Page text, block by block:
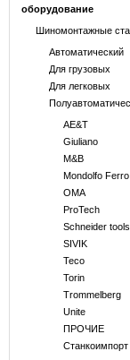
оборудование
Шиномонтажные
Автоматический
Для грузовых
Для легковых
AE&T
Giuliano
M&B
Mondolfo Ferro
OMA
ProTech
Schneider tools
SIVIK
Teco
Torin
Trommelberg
Unite
ПРОЧИЕ
Станкоимпорт